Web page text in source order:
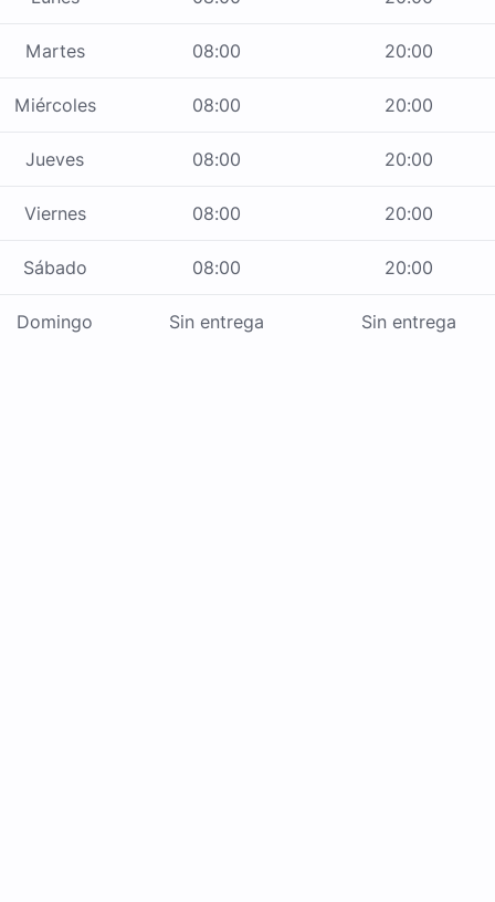
Martes 08:00 20:00
Miércoles 08:00 20:00
Jueves 08:00 20:00
Viernes 08:00 20:00
Sábado 08:00 20:00
Domingo Sin entrega Sin entrega